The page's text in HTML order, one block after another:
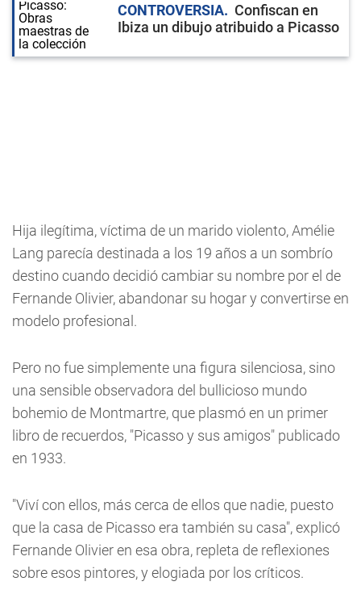
CONTROVERSIA
Confiscan en
Ibiza un dibujo atribuido a Picasso
Hija ilegítima, víctima de un marido violento, Amélie
Lang parecía destinada a los 19 años a un sombrío
destino cuando decidió cambiar su nombre por el de
Fernande Olivier, abandonar su hogar y convertirse en
modelo profesional.
Pero no fue simplemente una figura silenciosa, sino
una sensible observadora del bullicioso mundo
bohemio de Montmartre, que plasmó en un primer
libro de recuerdos, "Picasso y sus amigos" publicado
en 1933.
"Viví con ellos, más cerca de ellos que nadie, puesto
que la casa de Picasso era también su casa", explicó
Fernande Olivier en esa obra, repleta de reflexiones
sobre esos pintores, y elogiada por los críticos.